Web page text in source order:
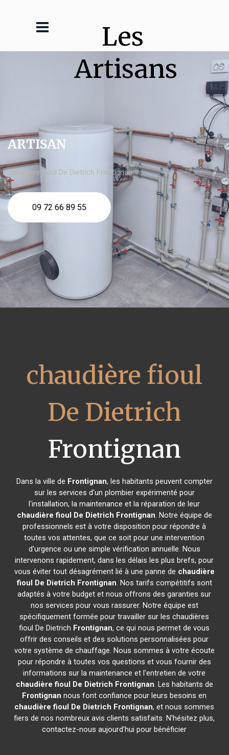
Les
Artisans
ARTISAN
chaudière fioul De Dietrich Frontignan
09 72 66 89 55
chaudière fioul
De Dietrich
Frontignan
Dans la ville de Frontignan, les habitants peuvent compter
sur les services d'un plombier expérimenté pour
l'installation, la maintenance et la réparation de leur
chaudière fioul De Dietrich Frontignan. Notre équipe de
professionnels est à votre disposition pour répondre à
toutes vos attentes, que ce soit pour une intervention
d'urgence ou une simple vérification annuelle. Nous
intervenons rapidement, dans les délais les plus brefs, pour
vous éviter tout désagrément lié à une panne de chaudière
fioul De Dietrich Frontignan. Nos tarifs compétitifs sont
adaptés à votre budget et nous offrons des garanties sur
nos services pour vous rassurer. Notre équipe est
spécifiquement formée pour travailler sur les chaudières
fioul De Dietrich Frontignan, ce qui nous permet de vous
offrir des conseils et des solutions personnalisées pour
votre système de chauffage. Nous sommes à votre écoute
pour répondre à toutes vos questions et vous fournir des
informations sur la maintenance et l'entretien de votre
chaudière fioul De Dietrich Frontignan. Les habitants de
Frontignan nous font confiance pour leurs besoins en
chaudière fioul De Dietrich Frontignan, et nous sommes
fiers de nos nombreux avis clients satisfaits. N'hésitez plus,
contactez-nous aujourd'hui pour bénéficier